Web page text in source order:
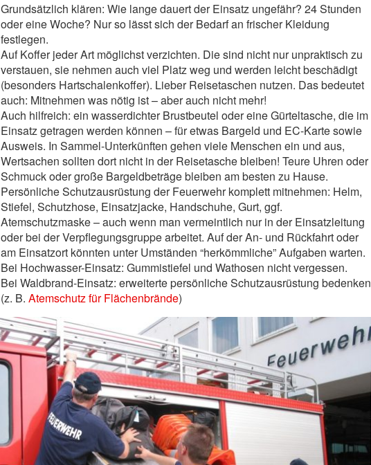
Grundsätzlich klären: Wie lange dauert der Einsatz ungefähr? 24 Stunden
oder eine Woche? Nur so lässt sich der Bedarf an frischer Kleidung
festlegen.
Auf Koffer jeder Art möglichst verzichten. Die sind nicht nur unpraktisch zu
verstauen, sie nehmen auch viel Platz weg und werden leicht beschädigt
(besonders Hartschalenkoffer). Lieber Reisetaschen nutzen. Das bedeutet
auch: Mitnehmen was nötig ist – aber auch nicht mehr!
Auch hilfreich: ein wasserdichter Brustbeutel oder eine Gürteltasche, die im
Einsatz getragen werden können – für etwas Bargeld und EC-Karte sowie
Ausweis. In Sammel-Unterkünften gehen viele Menschen ein und aus,
Wertsachen sollten dort nicht in der Reisetasche bleiben! Teure Uhren oder
Schmuck oder große Bargeldbeträge bleiben am besten zu Hause.
Persönliche Schutzausrüstung der Feuerwehr komplett mitnehmen: Helm,
Stiefel, Schutzhose, Einsatzjacke, Handschuhe, Gurt, ggf.
Atemschutzmaske – auch wenn man vermeintlich nur in der Einsatzleitung
oder bei der Verpflegungsgruppe arbeitet. Auf der An- und Rückfahrt oder
am Einsatzort könnten unter Umständen “herkömmliche” Aufgaben warten.
Bei Hochwasser-Einsatz: Gummistiefel und Wathosen nicht vergessen.
Bei Waldbrand-Einsatz: erweiterte persönliche Schutzausrüstung bedenken
(z. B. Atemschutz für Flächenbrände)